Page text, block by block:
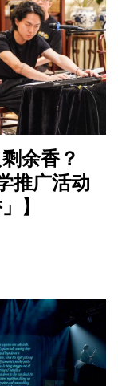
余香？
推广活动
】